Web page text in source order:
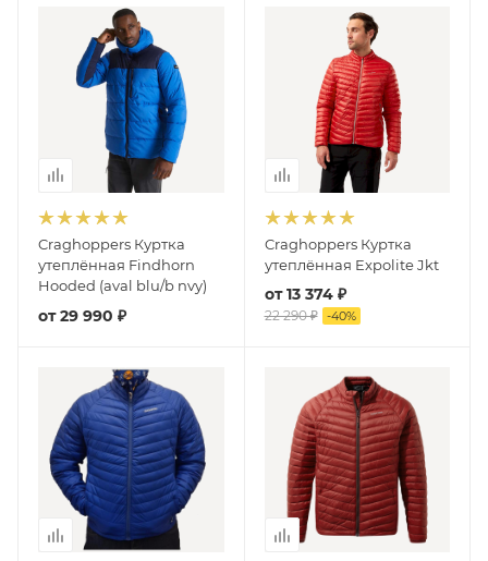
Craghoppers Куртка
утеплённая Findhorn
Hooded (aval blu/b nvy)
от29 990 ₽
Craghoppers Куртка
утеплённая Expolite Jkt
от13 374 ₽
22 290 ₽ -40%